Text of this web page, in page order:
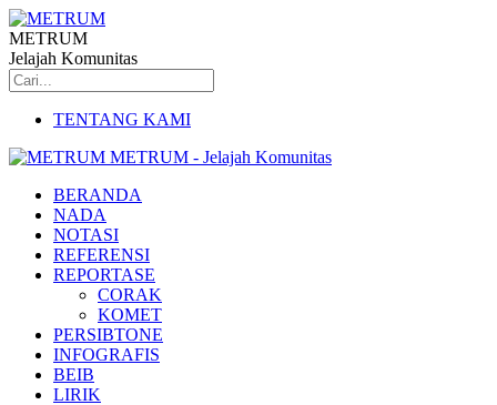
METRUM
Jelajah Komunitas
TENTANG KAMI
METRUM - Jelajah Komunitas
BERANDA
NADA
NOTASI
REFERENSI
REPORTASE
CORAK
KOMET
PERSIBTONE
INFOGRAFIS
BEIB
LIRIK